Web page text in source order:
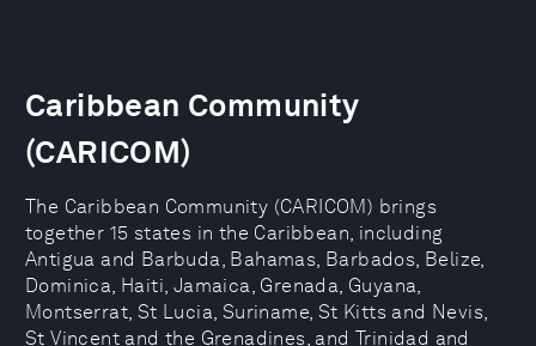
Caribbean Community
(CARICOM)
The Caribbean Community (CARICOM) brings
together 15 states in the Caribbean, including
Antigua and Barbuda, Bahamas, Barbados, Belize,
Dominica, Haiti, Jamaica, Grenada, Guyana,
Montserrat, St Lucia, Suriname, St Kitts and Nevis,
St Vincent and the Grenadines, and Trinidad and